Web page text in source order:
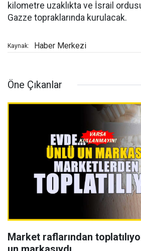
kilometre uzaklıkta ve İsrail
Gazze topraklarında kurulacak.
Kaynak: Haber Merkezi
Öne Çıkanlar
Market raflarından